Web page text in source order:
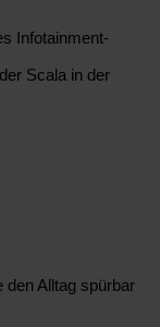
Infotainment-
Scala in der
den Alltag spürbar